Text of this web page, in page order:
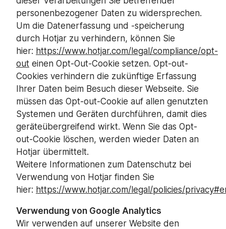
personenbezogener Daten zu widersprechen.
Um die Datenerfassung und -speicherung
durch Hotjar zu verhindern, können Sie
hier: https://www.hotjar.com/legal/compliance/opt-
out einen Opt-Out-Cookie setzen. Opt-out-
Cookies verhindern die zukünftige Erfassung
Ihrer Daten beim Besuch dieser Webseite. Sie
müssen das Opt-out-Cookie auf allen genutzten
Systemen und Geräten durchführen, damit dies
geräteübergreifend wirkt. Wenn Sie das Opt-
out-Cookie löschen, werden wieder Daten an
Hotjar übermittelt.
Weitere Informationen zum Datenschutz bei
Verwendung von Hotjar finden Sie
hier: https://www.hotjar.com/legal/policies/
Verwendung von Google Analytics
Wir verwenden auf unserer Website den